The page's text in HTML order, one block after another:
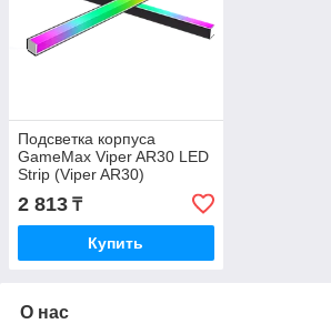
Подсветка корпуса
GameMax Viper AR30 LED
Strip (Viper AR30)
2 813 ₸
Купить
О нас